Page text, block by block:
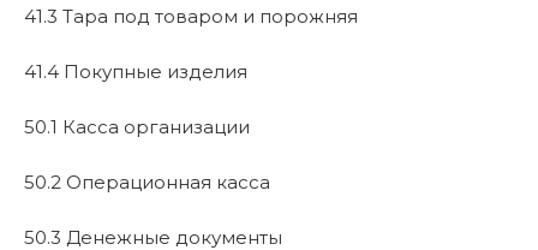
41.3 Тара под товаром и порожняя
41.4 Покупные изделия
50.1 Касса организации
50.2 Операционная касса
50.3 Денежные документы